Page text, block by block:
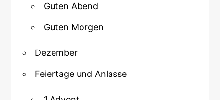
Guten Abend
Guten Morgen
Dezember
Feiertage und Anlasse